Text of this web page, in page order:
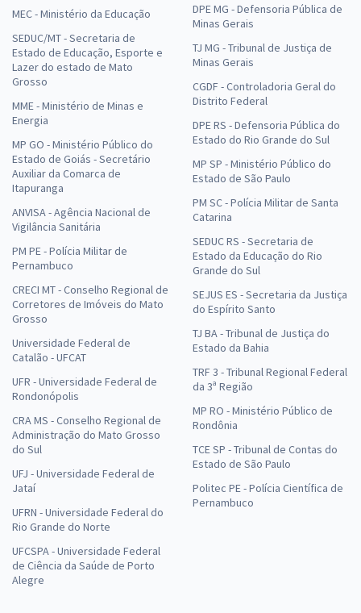
MEC - Ministério da Educação
SEDUC/MT - Secretaria de
Estado de Educação, Esporte e
Lazer do estado de Mato
Grosso
MME - Ministério de Minas e
Energia
MP GO - Ministério Público do
Estado de Goiás - Secretário
Auxiliar da Comarca de
Itapuranga
ANVISA - Agência Nacional de
Vigilância Sanitária
PM PE - Polícia Militar de
Pernambuco
CRECI MT - Conselho Regional de
Corretores de Imóveis do Mato
Grosso
Universidade Federal de
Catalão - UFCAT
UFR - Universidade Federal de
Rondonópolis
CRA MS - Conselho Regional de
Administração do Mato Grosso
do Sul
UFJ - Universidade Federal de
Jataí
UFRN - Universidade Federal do
Rio Grande do Norte
UFCSPA - Universidade Federal
de Ciência da Saúde de Porto
Alegre
DPE MG - Defensoria Pública de
Minas Gerais
TJ MG - Tribunal de Justiça de
Minas Gerais
CGDF - Controladoria Geral do
Distrito Federal
DPE RS - Defensoria Pública do
Estado do Rio Grande do Sul
MP SP - Ministério Público do
Estado de São Paulo
PM SC - Polícia Militar de Santa
Catarina
SEDUC RS - Secretaria de
Estado da Educação do Rio
Grande do Sul
SEJUS ES - Secretaria da Justiça
do Espírito Santo
TJ BA - Tribunal de Justiça do
Estado da Bahia
TRF 3 - Tribunal Regional Federal
da 3ª Região
MP RO - Ministério Público de
Rondônia
TCE SP - Tribunal de Contas do
Estado de São Paulo
Politec PE - Polícia Científica de
Pernambuco